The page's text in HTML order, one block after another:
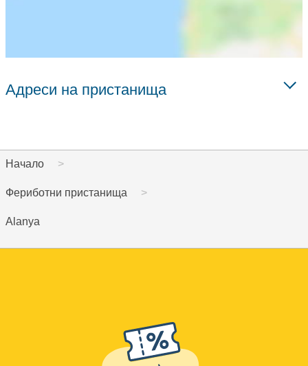
Адреси на пристанища
Начало
Фериботни пристанища
Alanya